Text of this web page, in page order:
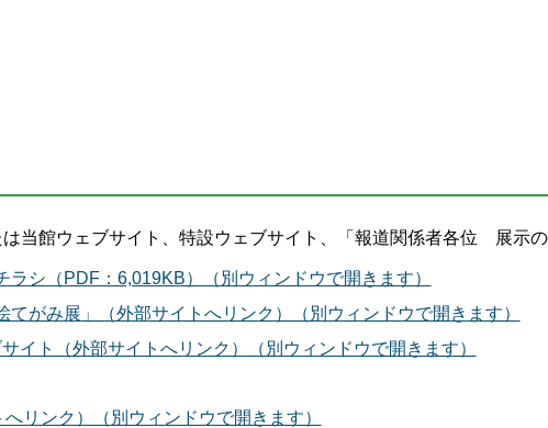
当館ウェブサイト、特設ウェブサイト、「報道関係者各位 展示の
シ（PDF：6,019KB）（別ウィンドウで開きます）
がみ展」（外部サイトへリンク）（別ウィンドウで開きます）
イト（外部サイトへリンク）（別ウィンドウで開きます）
リンク）（別ウィンドウで開きます）